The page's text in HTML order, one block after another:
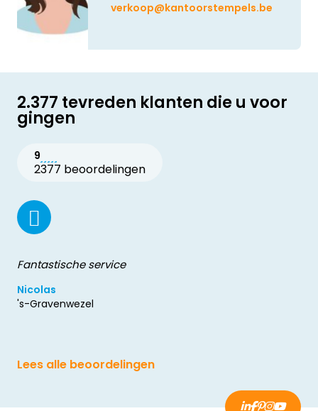
verkoop@kantoorstempels.be
2.377 tevreden klanten die u voor
gingen
9
2377 beoordelingen
Fantastische service
Nicolas
's-Gravenwezel
Lees alle beoordelingen